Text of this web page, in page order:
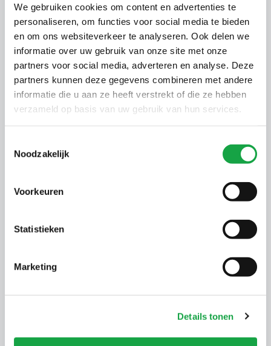
We gebruiken cookies om content en advertenties te
personaliseren, om functies voor social media te bieden
en om ons websiteverkeer te analyseren. Ook delen we
informatie over uw gebruik van onze site met onze
partners voor social media, adverteren en analyse. Deze
partners kunnen deze gegevens combineren met andere
informatie die u aan ze heeft verstrekt of die ze hebben
verzameld op basis van uw gebruik van hun services.
Noodzakelijk
Voorkeuren
Statistieken
Marketing
Details tonen
Percolaat op het erf
Afvoer van condenswater bij gebruik van
gewasbeschermingsmiddelen
Afvoer van water via pijpjes rondom de kas
Afvoer van condenswater uit
verwarmingsinstallaties
Afvoer van filterspoelwater
teeltgoten en leidingen: veelvoorkomende oorzaken
Hoe vaak een bedrijf wordt bezocht, hangt af van de
hercontrole. Wanneer een bedrijf structurele